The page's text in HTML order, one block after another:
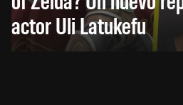
actor Uli Latukefu